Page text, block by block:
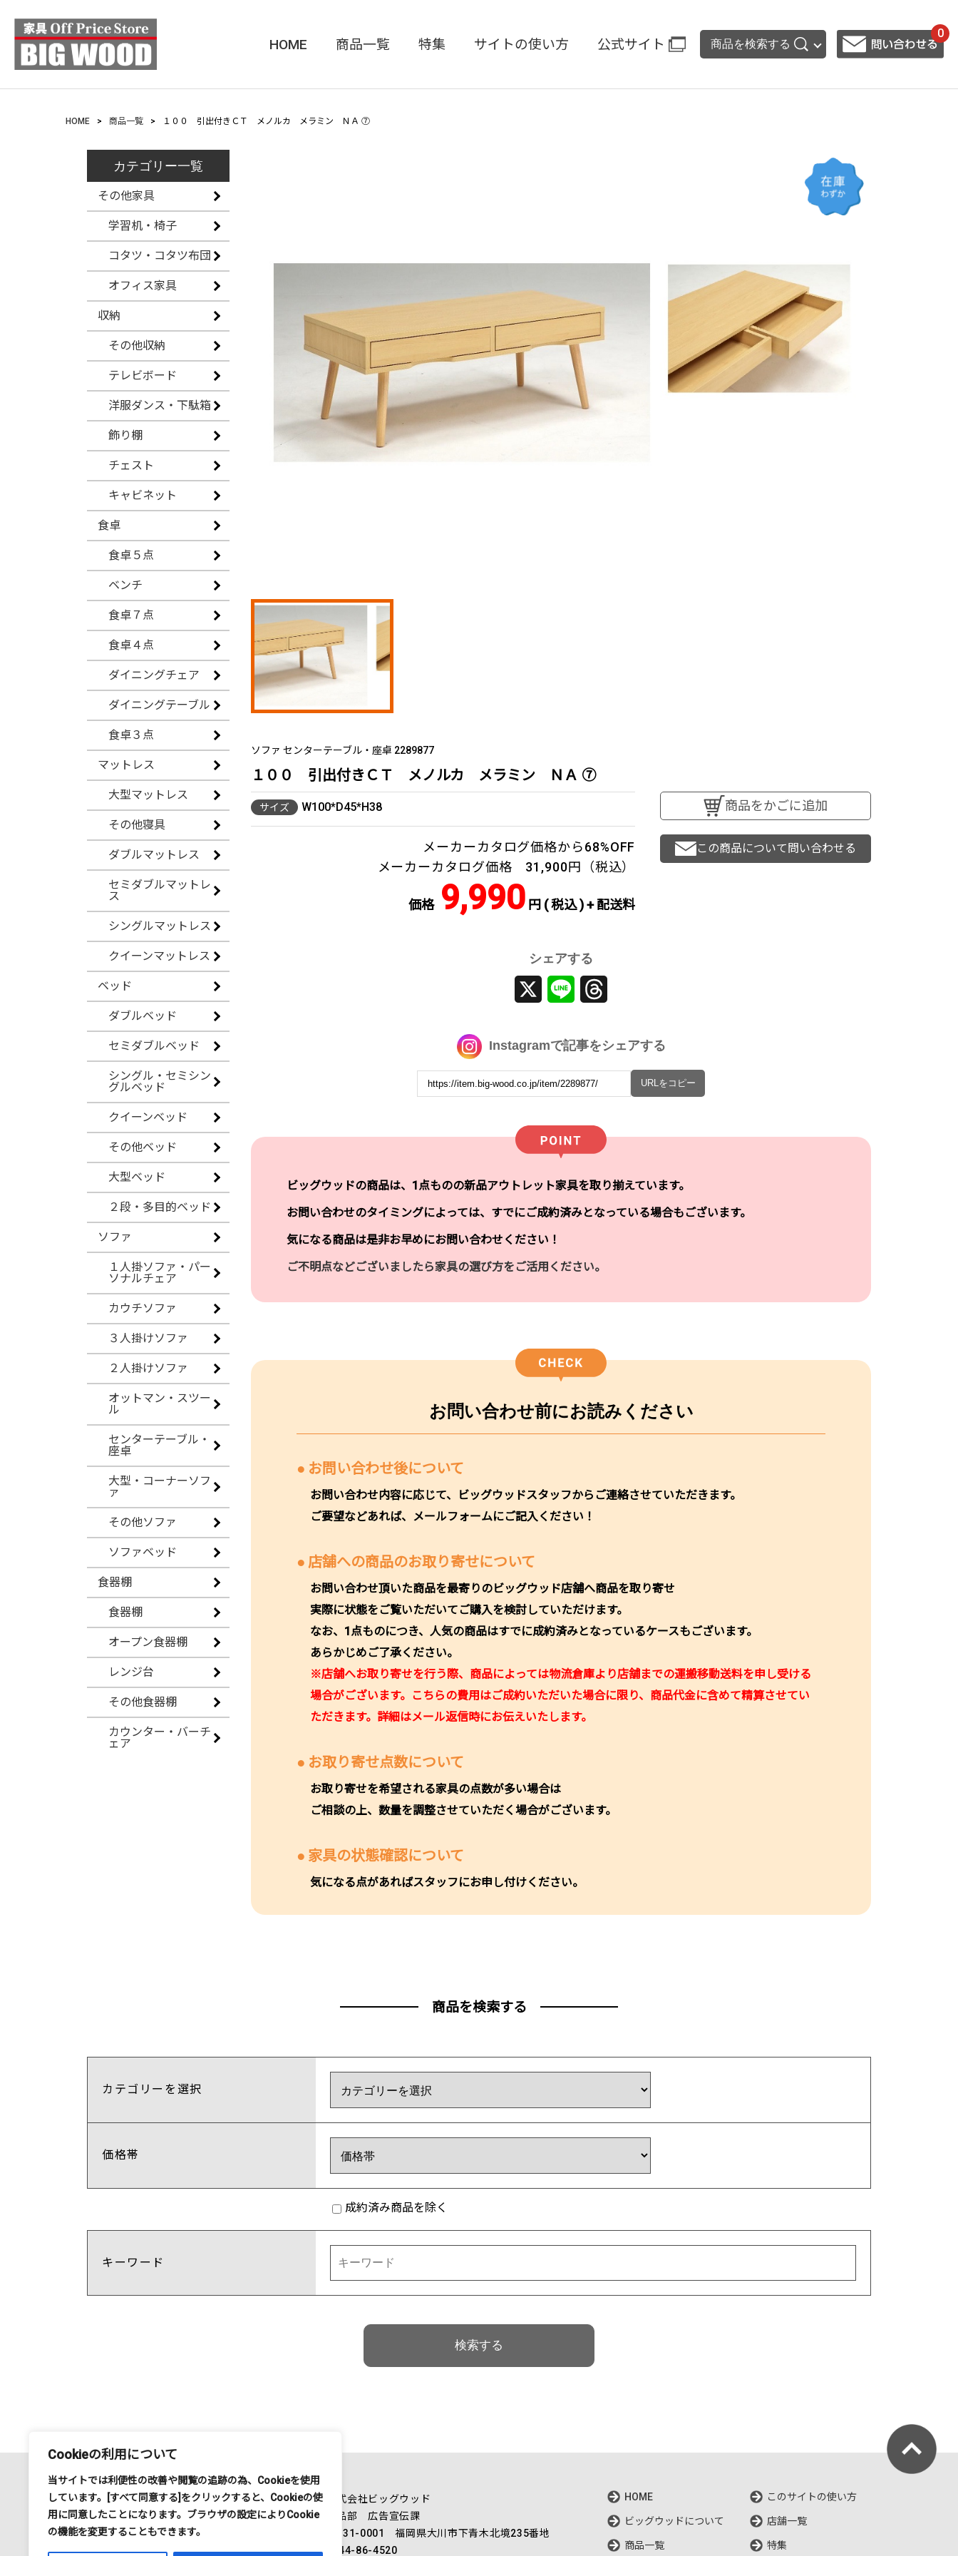
Cookieの利用について
当サイトでは利便性の改善や閲覧の追跡の為、 Cookieを使用
しています。
[すべて同意する] をクリックすると、 Cookieの使
用に同意したことになります。ブラウザの設定によりCookie
の機能を変更することもできます。
HOME 商品一覧 特集 サイトの使い方 公式サイト 商品を検索する
0
HOME 商品一覧 １００ 引出付きＣＴ メノルカ メラミン ＮＡ ⑦
カテゴリー一覧
その他家具
学習机・椅子
コタツ・コタツ布団
オフィス家具
収納
その他収納
テレビボード
洋服ダンス・下駄箱
飾り棚
チェスト
キャビネット
食卓
食卓５点
ベンチ
食卓７点
食卓４点
ダイニングチェア
ダイニングテーブル
食卓３点
マットレス
大型マットレス
その他寝具
ダブルマットレス
セミダブルマットレ
ス
シングルマットレス
クイーンマットレス
ベッド
ダブルベッド
セミダブルベッド
シングル・セミシン
グルベッド
クイーンベッド
その他ベッド
大型ベッド
２段・多目的ベッド
ソファ
１人掛ソファ・パー
ソナルチェア
カウチソファ
３人掛けソファ
２人掛けソファ
オットマン・スツー
ル
センターテーブル・
座卓
大型・コーナーソフ
ァ
その他ソファ
ソファベッド
食器棚
食器棚
オープン食器棚
レンジ台
その他食器棚
カウンター・バーチ
ェア
ソファ センターテーブル・座卓 2289877
１００ 引出付きＣＴ メノルカ メラミン ＮＡ ⑦
サイズ W100*D45*H38
メーカーカタログ価格から68%OFF
メーカーカタログ価格 31,900円（税込）
価格 9,990 円 ( 税込 ) + 配送料
商品をかごに追加
この商品について問い合わせる
シェアする
Line
Instagramで記事をシェアする
URLをコピー
ビッグウッドの商品は、1点ものの新品アウトレット家具を取り揃えています。
お問い合わせのタイミングによっては、すでにご成約済みとなっている場合もございます。
気になる商品は是非お早めにお問い合わせください！
ご不明点などございましたら家具の選び方をご活用ください。
お問い合わせ前にお読みください
お問い合わせ後について
お問い合わせ内容に応じて、ビッグウッドスタッフからご連絡させていただきます。
ご要望などあれば、メールフォームにご記入ください！
店舗への商品のお取り寄せについて
お問い合わせ頂いた商品を最寄りのビッグウッド店舗へ商品を取り寄せ
実際に状態をご覧いただいてご購入を検討していただけます。
なお、1点ものにつき、人気の商品はすでに成約済みとなっているケースもございます。
あらかじめご了承ください。
※店舗へお取り寄せを行う際、商品によっては物流倉庫より店舗までの運搬移動送料を申し受ける
場合がございます。こちらの費用はご成約いただいた場合に限り、商品代金に含めて精算させてい
ただきます。詳細はメール返信時にお伝えいたします。
お取り寄せ点数について
お取り寄せを希望される家具の点数が多い場合は
ご相談の上、数量を調整させていただく場合がございます。
家具の状態確認について
気になる点があればスタッフにお申し付けください。
商品を検索する
カテゴリーを選択
価格帯
成約済み商品を除く
キーワード
運営会社 株式会社ビッグウッド
担当部署 商品部 広告宣伝課
所在地 〒831-0001 福岡県大川市下青木北境235番地
電話番号 0944-86-4520
HOME このサイトの使い方
ビッグウッドについて 店舗一覧
商品一覧 特集